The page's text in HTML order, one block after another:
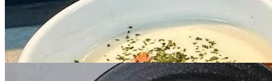
【デジタルチケット】Sooon Gift 加盟店共通券 カ
フェ750コース
全 129
店舗で使える